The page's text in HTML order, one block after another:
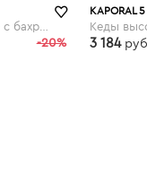
Ботинки кожаные с бахромой, WESTY
-20%
KAPORAL 5
3 184